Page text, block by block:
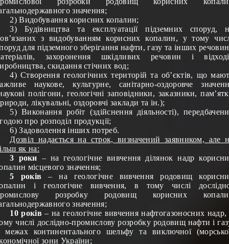
значення;
2) Видобування корисних копалин;
3) Будівництва та експлуатації підземних споруд,
з видобуванням корисних копалин, у тому
для підземного зберігання нафти, газу та інших речовин
захоронення шкідливих речовин і
скидання стічних вод;
4) Створення геологічних територій та об’єктів, що
наукове, культурне, санітарно-оздоровче
полігони, геологічні заповідники, заказники,
лікувальні, оздоровчі заклади та ін.);
5) Виконання робіт (здійснення діяльності),
про розподіл продукції;
6) Задоволення інших потреб.
Дозвіл надається на строк, визначений заявником, але
як на:
3 роки – на геологічне вивчення ділянок надр
місцевого значення;
5 років – на геологічне вивчення родовищ
і геологічне вивчення, в тому числі
розробку родовищ корисних
значення;
10 років – на геологічне вивчення нафтогазоносних надр,
числі дослідно-промислову розробку родовищ нафти і
межах континентального шельфу та виключної
зони України;